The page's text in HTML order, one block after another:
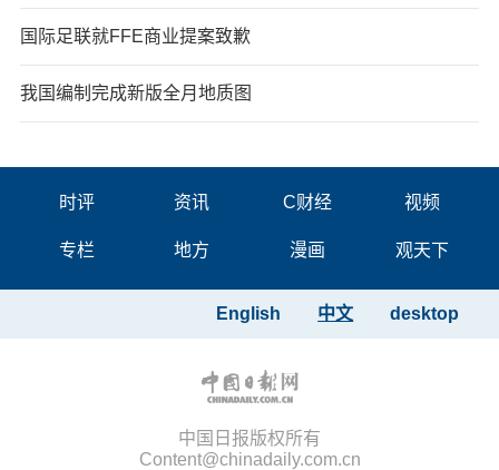
国际足联就FFE商业提案致歉
我国编制完成新版全月地质图
时评 资讯 C财经 视频
专栏 地方 漫画 观天下
desktop
中文
English
中国日报版权所有
Content@chinadaily.com.cn